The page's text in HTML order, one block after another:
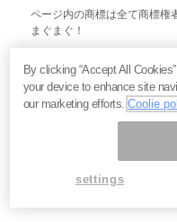
ページ内の商標は全て商標権
まぐまぐ！
By clicking “Accept All
your device to enhance site
our marketing efforts.Coolie
settings